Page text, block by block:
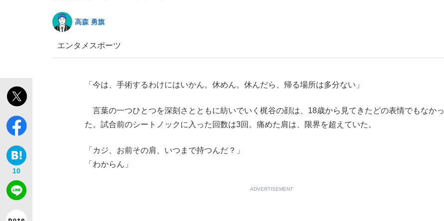
もっと見る
高森 勇旗
エンタメ スポーツ
10
「今は、手術するわけにはいかん。休めん。休んだら、帰る場所は多分ない」
言葉の一つひとつを深刻さとともに紡いでいく梶谷の顔は、18歳から見てきたどの表情でもなかっ
た。試合前のシートノックに入った回数は3回。痛めた肩は、限界を超えていた。
「カジ、お前その肩、いつまで持つんだ？」
「わからん」
ADVERTISEMENT